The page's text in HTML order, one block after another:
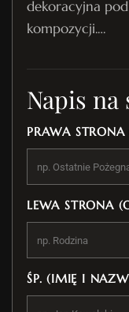
dekoracyjna
kompozycji.…
Napis na
PRAWA STRONA
LEWA STRONA
ŚP. (IMIĘ I